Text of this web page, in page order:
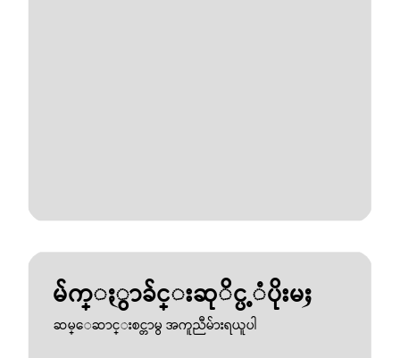
မ်က္ႏွာခ်င္းဆုိင္ပ့ံပိုးမႈ
ဆမ္ေဆာင္းစင္တာမွ အကူညီမ်ားရယူပါ